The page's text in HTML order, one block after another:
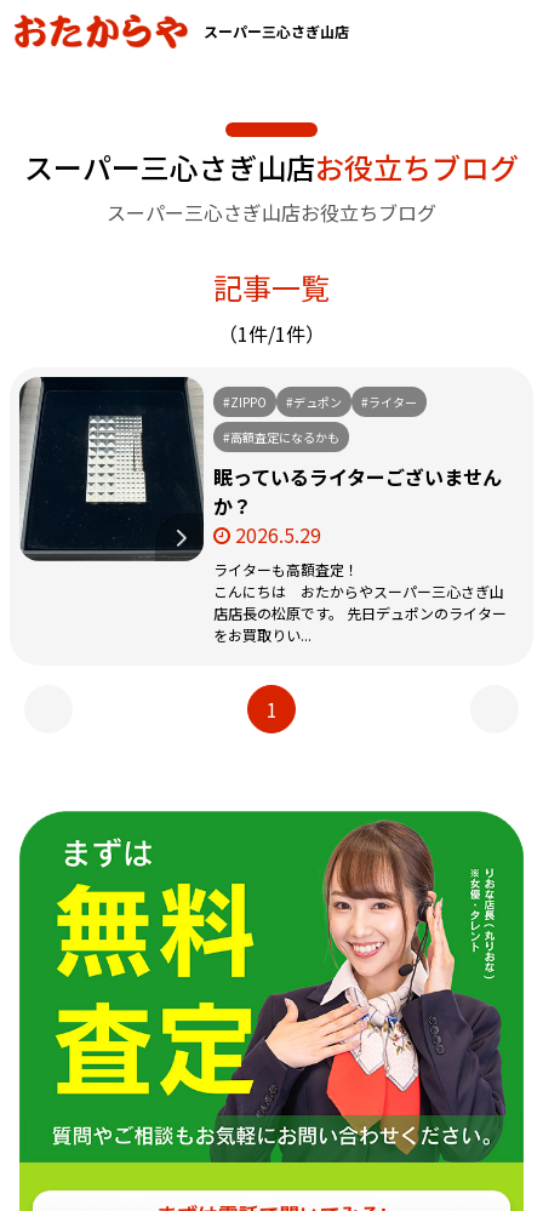
スーパー三心さぎ山店
スーパー三心さぎ山店お役立ちブログ
スーパー三心さぎ山店お役立ちブログ
記事一覧
（1件/1件）
#ZIPPO #デュポン
#ライター
#高額査定になるかも
眠っているライターございません
か？
2026.5.29
ライターも高額査定！
こんにちは おたからやスーパー三心さぎ山
店店長の松原です。 先日デュポンのライター
をお買取りい...
1